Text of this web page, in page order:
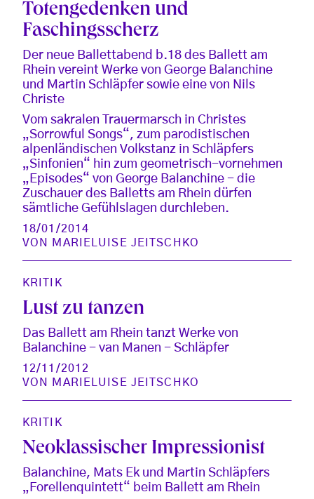
Totengedenken und
Faschingsscherz
Der neue Ballettabend b.18 des Ballett am
Rhein vereint Werke von George Balanchine
und Martin Schläpfer sowie eine von Nils
Christe
Vom sakralen Trauermarsch in Christes
„Sorrowful Songs“, zum parodistischen
alpenländischen Volkstanz in Schläpfers
„Sinfonien“ hin zum geometrisch-vornehmen
„Episodes“ von George Balanchine - die
Zuschauer des Balletts am Rhein dürfen
sämtliche Gefühlslagen durchleben.
18/01/2014
VON MARIELUISE JEITSCHKO
KRITIK
Lust zu tanzen
Das Ballett am Rhein tanzt Werke von
Balanchine - van Manen - Schläpfer
12/11/2012
VON MARIELUISE JEITSCHKO
KRITIK
Neoklassischer Impressionist
Balanchine, Mats Ek und Martin Schläpfers
„Forellenquintett“ beim Ballett am Rhein